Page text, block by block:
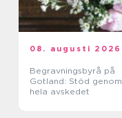
08. augusti 2026
Begravningsbyrå på
Gotland: Stöd genom
hela avskedet